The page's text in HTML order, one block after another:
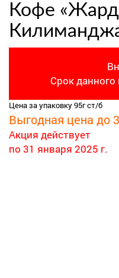
Кофе
Срок
Цена за упаковку 95г ст/б
Выгодная цена до
Акция действует
по 31 января 2025 г.